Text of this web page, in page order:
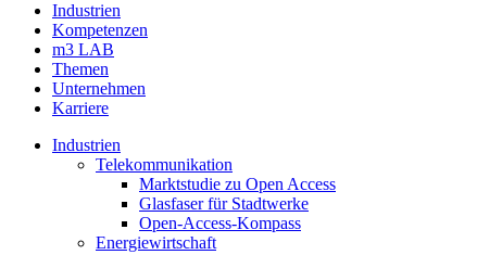
Industrien
Kompetenzen
m3 LAB
Themen
Unternehmen
Karriere
Industrien
Telekommunikation
Marktstudie zu Open Access
Glasfaser für Stadtwerke
Open-Access-Kompass
Energiewirtschaft